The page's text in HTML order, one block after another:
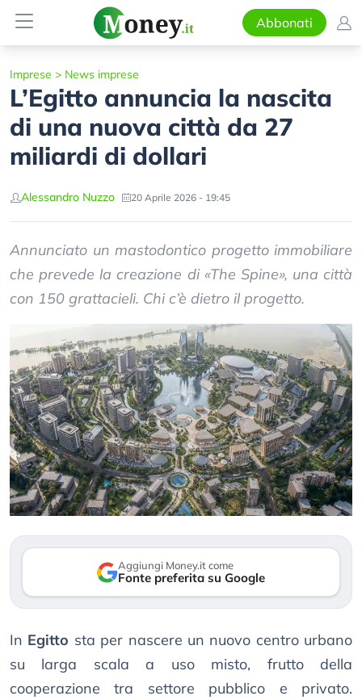
Abbonati
Imprese > News imprese
L’Egitto annuncia la nascita
di una nuova città da 27
miliardi di dollari
Alessandro Nuzzo 20 Aprile 2026 - 19:45
Annunciato un mastodontico progetto immobiliare
che prevede la creazione di «The Spine», una città
con 150 grattacieli. Chi c’è dietro il progetto.
Aggiungi Money.it come
Fonte preferita su Google
In Egitto sta per nascere un nuovo centro urbano
su larga scala a uso misto, frutto della
cooperazione tra settore pubblico e privato.